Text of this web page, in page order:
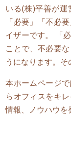
いる(株)平善が運
「必要」「不必
イザーです。 「
ことで、不必要
うになります。そ
本ホームページ
らオフィスをキ
情報、ノウハウを